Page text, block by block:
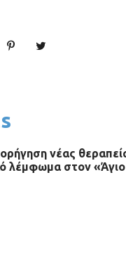
νέας
λέμφωμα στον «Άγιο